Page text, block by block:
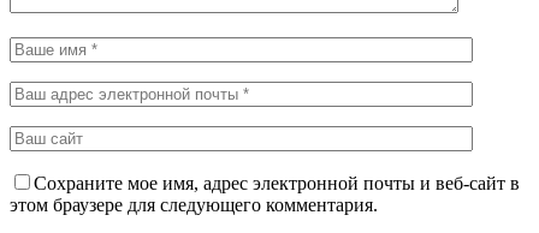
Сохраните мое имя, адрес электронной почты и веб-сайт в
этом браузере для следующего комментария.